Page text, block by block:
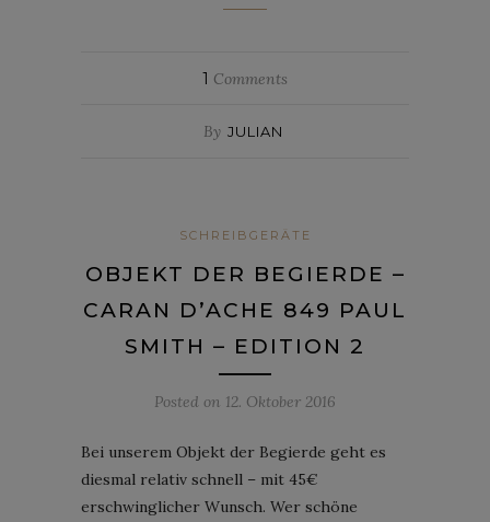
1 Comments
By JULIAN
SCHREIBGERÄTE
OBJEKT DER BEGIERDE –
CARAN D’ACHE 849 PAUL
SMITH – EDITION 2
Posted on 12. Oktober 2016
Bei unserem Objekt der Begierde geht es
diesmal relativ schnell – mit 45€
erschwinglicher Wunsch. Wer schöne